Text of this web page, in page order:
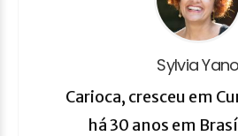
Sylvia Yano
Carioca, cresceu em
há 30 anos em